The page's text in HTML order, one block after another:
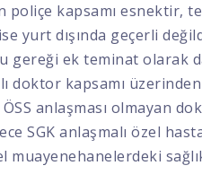
poliçe kapsamı esnektir,
yurt dışında geçerli
gereği ek teminat olarak
doktor kapsamı
anlaşması olmayan
SGK anlaşmalı özel
muayenehanelerdeki